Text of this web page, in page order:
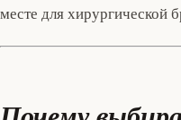
месте для хирургической